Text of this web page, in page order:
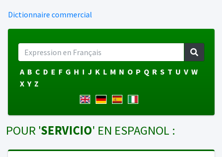
Dictionnaire commercial
A B C D E F G H I J K L M N O P Q R S T U V W
X Y Z
POUR 'SERVICIO' EN ESPAGNOL :